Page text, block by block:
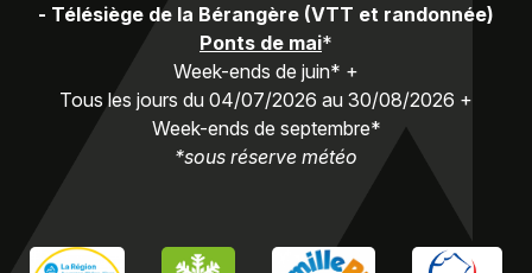
- Télésiège de la Bérangère (VTT et randonnée)
Ponts de mai*
Week-ends de juin* +
Tous les jours du 04/07/2026 au 30/08/2026 +
Week-ends de septembre*
*sous réserve météo